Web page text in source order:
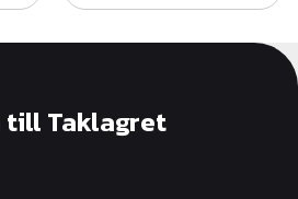
till Taklagret